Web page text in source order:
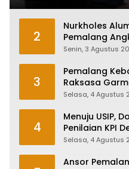
2
Nurkholes
Pemalang
Plt Bupati,
Senin, 3 Agustus
3
Pemalang
Raksasa
Pabrik dan
Selasa, 4 Agustus
4
Menuju USIP,
Penilaian KPI
Selasa, 4 Agustus
Ansor